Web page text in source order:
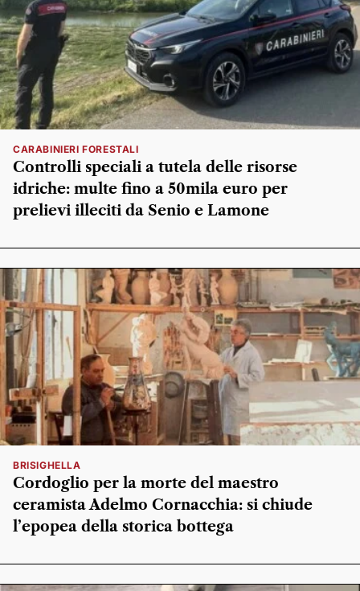
CARABINIERI FORESTALI
Controlli speciali a tutela delle risorse
idriche: multe fino a 50mila euro per
prelievi illeciti da Senio e Lamone
BRISIGHELLA
Cordoglio per la morte del maestro
ceramista Adelmo Cornacchia: si chiude
l’epopea della storica bottega